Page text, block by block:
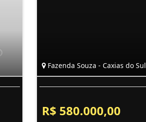
Fazenda Souza - Caxias do Sul
R$ 580.000,00